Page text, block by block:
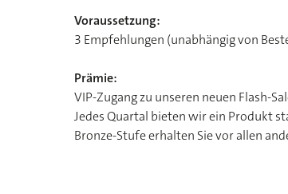
Voraussetzung:
3 Empfehlungen (unabhängig von
Prämie:
VIP-Zugang zu unseren neuen Flash-
Jedes Quartal bieten wir ein Produkt
Bronze-Stufe erhalten Sie vor allen